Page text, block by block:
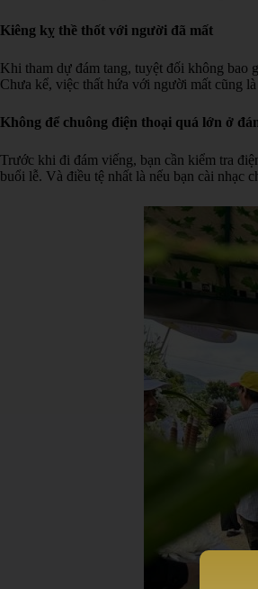
Kiêng kỵ thề thốt với người đã mất
Khi tham dự đám tang, tuyệt đối không bao
Chưa kể, việc thất hứa với người mất cũng
Không để chuông điện thoại quá lớn ở
Trước khi đi đám viếng, bạn cần kiểm tra
buổi lễ. Và điều tệ nhất là nếu bạn cài nhạc